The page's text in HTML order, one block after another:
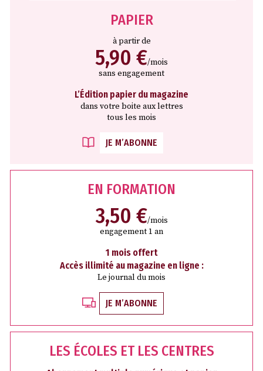
PAPIER
à partir de
5,90 €/mois
sans engagement
L’Édition papier du magazine
dans votre boite aux lettres
tous les mois
JE M’ABONNE
EN FORMATION
3,50 €/mois
engagement 1 an
1 mois offert
Accès illimité au magazine en ligne :
Le journal du mois
JE M’ABONNE
LES ÉCOLES ET LES CENTRES